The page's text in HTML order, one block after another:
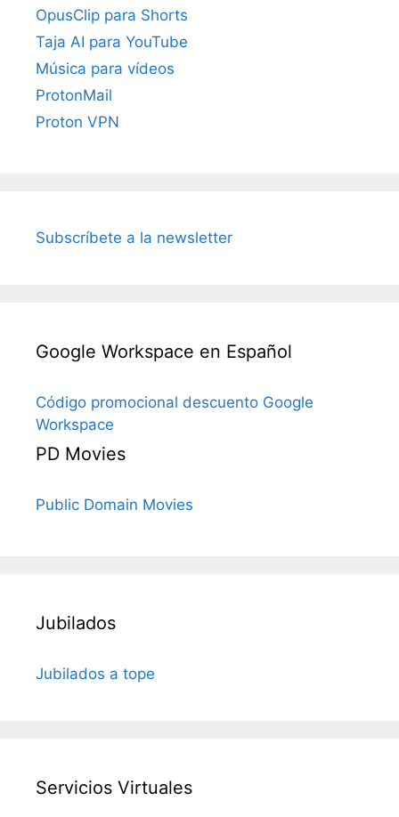
OpusClip para Shorts
Taja AI para YouTube
Música para vídeos
ProtonMail
Proton VPN
Subscríbete a la newsletter
Google Workspace en Español
Código promocional descuento Google
Workspace
PD Movies
Public Domain Movies
Jubilados
Jubilados a tope
Servicios Virtuales